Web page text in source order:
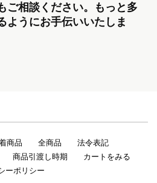
ご相談ください。もっと多
ようにお手伝いいたしま
商品 全商品
法令表記
商品引渡し時期
カートをみる
ーポリシー